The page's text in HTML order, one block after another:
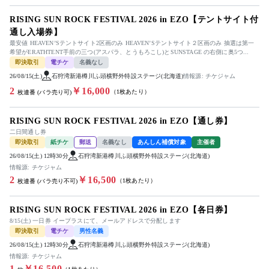
RISING SUN ROCK FESTIVAL 2026 in EZO【テントサイト付
通し⼊場券】
最安値 HEAVENʼSテントサイト2区画のみ HEAVENʼSテントサイト２区画のみ 抽選は第一
希望がERATHTENT手前の三つ(アスパラ、とうもろこし)とSUNSTAGE の右側に奥5つ...
即決取引
電チケ 名義なし
26/08/15(土) 石狩湾新港樽川ふ頭横野外特設ステージ(北海道)情報源: チケジャム
2 枚連番 (バラ売り可) ￥16,000 （1枚あたり）
RISING SUN ROCK FESTIVAL 2026 in EZO【通し券】
二日間通し券
即決取引
紙チケ 郵送 名義なし あんしん補償対象 主催者
26/08/15(土) 12時30分
石狩湾新港樽川ふ頭横野外特設ステージ(北海道)
情報源: チケジャム
2 枚連番 (バラ売り不可) ￥16,500 （1枚あたり）
RISING SUN ROCK FESTIVAL 2026 in EZO【各日券】
8/15(土) 一日券 イープラスにて、メールアドレスで分配します
即決取引
電チケ 男性名義
26/08/15(土) 12時30分
石狩湾新港樽川ふ頭横野外特設ステージ(北海道)
情報源: チケジャム